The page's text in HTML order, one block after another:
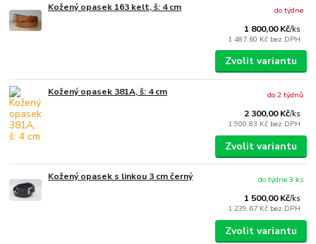
Kožený opasek 163 kelt, š: 4 cm
1 800,00 Kč/ks
1 487,60 Kč bez DPH
do týdne
Zvolit variantu
Kožený opasek 381A, š: 4 cm
2 300,00 Kč/ks
1 900,83 Kč bez DPH
do 2 týdnů
Zvolit variantu
Kožený opasek s linkou 3 cm černý
1 500,00 Kč/ks
1 239,67 Kč bez DPH
do týdne 3 ks
Zvolit variantu